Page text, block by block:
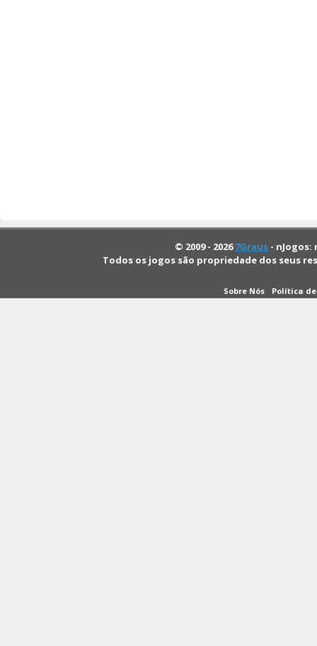
© 2009 - 20267Graus -
Todos os jogos são propriedade dos seus
Sobre Nós Política